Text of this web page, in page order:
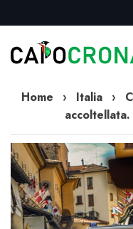
Home › Italia ›